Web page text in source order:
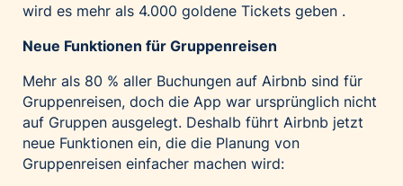
wird es mehr als 4.000 goldene Tickets geben .
Neue Funktionen für Gruppenreisen
Mehr als 80 % aller Buchungen auf Airbnb sind für
Gruppenreisen, doch die App war ursprünglich nicht
auf Gruppen ausgelegt. Deshalb führt Airbnb jetzt
neue Funktionen ein, die die Planung von
Gruppenreisen einfacher machen wird: